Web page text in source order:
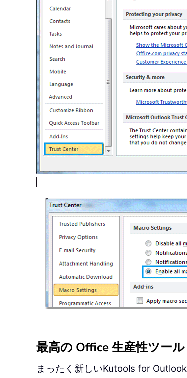
最高の Office 生産性ツール
まったく新しいKutools for